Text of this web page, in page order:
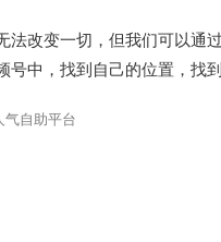
法改变一切，但我们可以通
中，找到自己的位置，找到
自助平台